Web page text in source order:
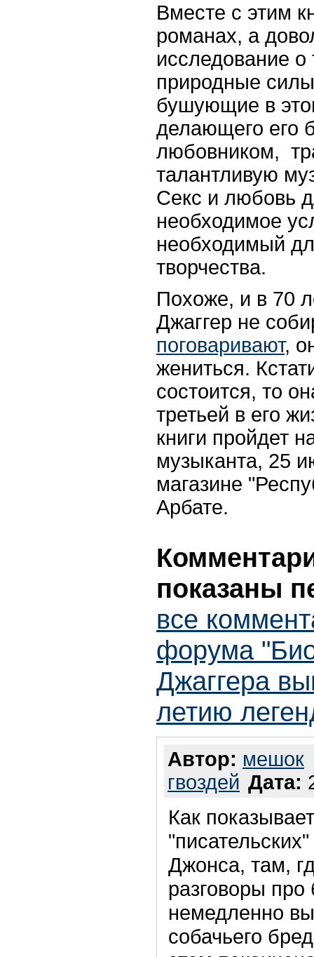
Вместе с этим
романах, а
исследование
природные
бушующие в
делающего его
любовником,
талантливую
Секс и любовь
необходимое
необходимый
творчества.
Похоже, и в 70
Джаггер не
поговаривают,
жениться.
состоится, то
третьей в его
книги пройдет
музыканта, 25
магазине
Арбате.
показаны
все
форума
Джаггера
летию
Автор: мешок
гвоздей Дата:
Как
Джонса, там,
разговоры про
немедленно
собачьего